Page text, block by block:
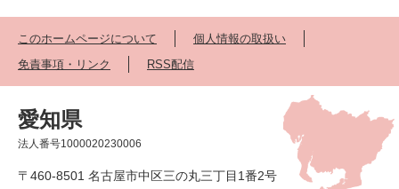
このホームページについて
個人情報の取扱い
免責事項・リンク
RSS配信
愛知県
法人番号1000020230006
〒460-8501 名古屋市中区三の丸三丁目1番2号